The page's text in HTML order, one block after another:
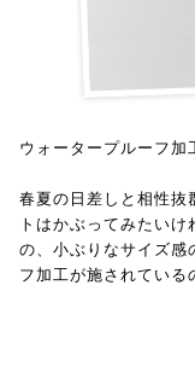
ウォータープルーフ加
春夏の日差しと相性抜
トはかぶってみたい
の、小ぶりなサイズ感
フ加工が施されている